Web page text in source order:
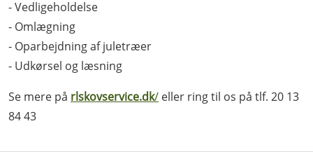
- Vedligeholdelse
- Omlægning
- Oparbejdning af juletræer
- Udkørsel og læsning
Se mere på rlskovservice.dk/ eller ring til os på tlf. 20 13
84 43